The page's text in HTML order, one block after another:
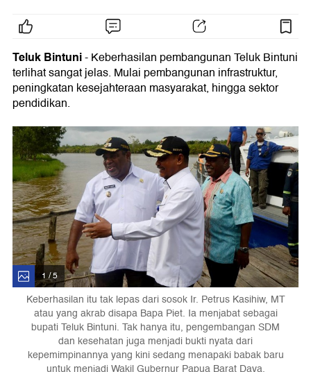
Teluk Bintuni- Keberhasilan pembangunan Teluk Bintuni
terlihat sangat jelas. Mulai pembangunan infrastruktur,
peningkatan kesejahteraan masyarakat, hingga sektor
pendidikan.
1 / 5
Keberhasilan itu tak lepas dari sosok Ir. Petrus Kasihiw, MT
atau yang akrab disapa Bapa Piet. Ia menjabat sebagai
bupati Teluk Bintuni. Tak hanya itu, pengembangan SDM
dan kesehatan juga menjadi bukti nyata dari
kepemimpinannya yang kini sedang menapaki babak baru